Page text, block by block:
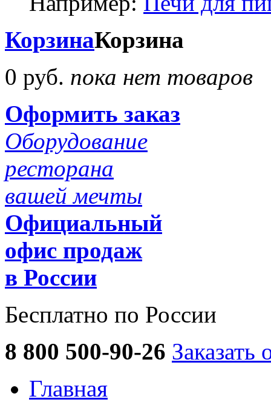
КорзинаКорзина
0 руб. пока нет товаров
Оформить заказ
Оборудование
ресторана
вашей мечты
Официальный
офис продаж
в России
Бесплатно по России
8 800 500-90-26 Заказать
Главная